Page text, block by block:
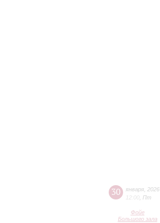
30 января 2026
Пт
Фойе
Большого зала